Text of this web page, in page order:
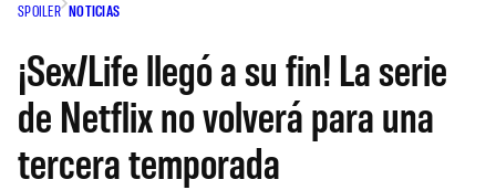
SPOILER NOTICIAS
¡Sex/Life llegó a su fin! La serie
de Netflix no volverá para una
tercera temporada